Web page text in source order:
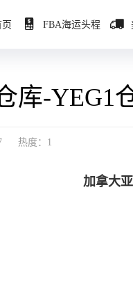
FBA海运头程
库-YEG1
热度：1
加拿大